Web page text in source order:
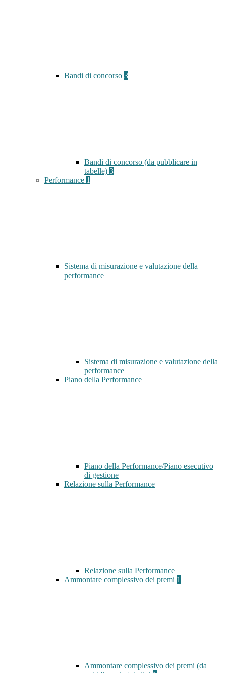
Bandi di concorso 3
Bandi di concorso (da pubblicare in
tabelle) 3
Performance 1
Sistema di misurazione e valutazione della
performance
Sistema di misurazione e valutazione della
performance
Piano della Performance
Piano della Performance/Piano esecutivo
di gestione
Relazione sulla Performance
Relazione sulla Performance
Ammontare complessivo dei premi 1
Ammontare complessivo dei premi (da